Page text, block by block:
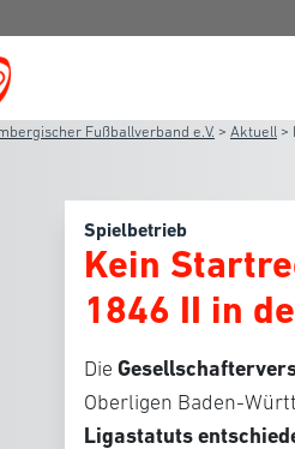
Fußballverband e.V. > Aktuell >
Spielbetrieb
Kein
1846 II in
Die
Oberligen Baden-
Ligastatuts